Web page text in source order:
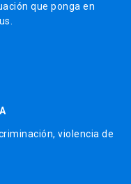
que ponga en
violencia de